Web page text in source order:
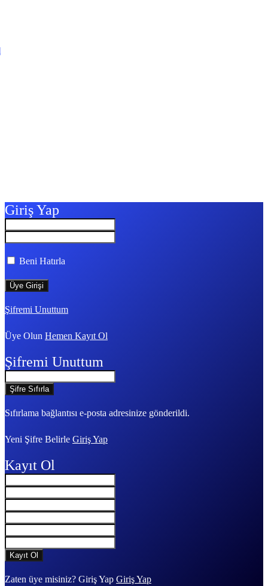
Giriş Yap
Beni Hatırla
Şifremi Unuttum
Üye Olun Hemen Kayıt Ol
Şifremi Unuttum
Sıfırlama bağlantısı e-posta adresinize gönderildi.
Yeni Şifre Belirle Giriş Yap
Kayıt Ol
Zaten üye misiniz? Giriş Yap Giriş Yap